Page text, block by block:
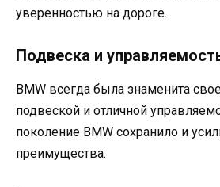
уверенностью на дороге.
Подвеска и
BMW всегда была знаменита
подвеской и отличной
поколение BMW сохранило и
преимущества.